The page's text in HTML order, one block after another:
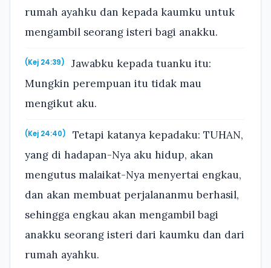
rumah ayahku dan kepada kaumku untuk
mengambil seorang isteri bagi anakku.
(Kej 24:39)
Jawabku kepada tuanku itu:
Mungkin perempuan itu tidak mau
mengikut aku.
(Kej 24:40)
Tetapi katanya kepadaku: TUHAN,
yang di hadapan-Nya aku hidup, akan
mengutus malaikat-Nya menyertai engkau,
dan akan membuat perjalananmu berhasil,
sehingga engkau akan mengambil bagi
anakku seorang isteri dari kaumku dan dari
rumah ayahku.